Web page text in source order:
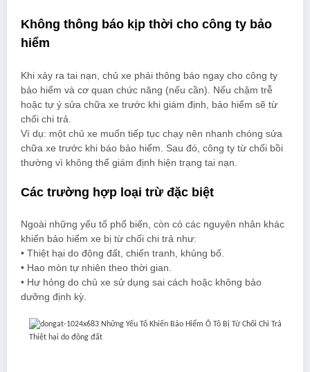
Không thông báo kịp thời cho công ty bảo
hiểm
Khi xảy ra tai nạn, chủ xe phải thông báo ngay cho công ty
bảo hiểm và cơ quan chức năng (nếu cần). Nếu chậm trễ
hoặc tự ý sửa chữa xe trước khi giám định, bảo hiểm sẽ từ
chối chi trả.
Ví dụ: một chủ xe muốn tiếp tục chạy nên nhanh chóng sửa
chữa xe trước khi báo bảo hiểm. Sau đó, công ty từ chối bồi
thường vì không thể giám định hiện trạng tai nạn.
Các trường hợp loại trừ đặc biệt
Ngoài những yếu tố phổ biến, còn có các nguyên nhân khác
khiến bảo hiểm xe bị từ chối chi trả như:
• Thiệt hại do động đất, chiến tranh, khủng bố.
• Hao mòn tự nhiên theo thời gian.
• Hư hỏng do chủ xe sử dụng sai cách hoặc không bảo
dưỡng định kỳ.
Thiệt hại do động đất